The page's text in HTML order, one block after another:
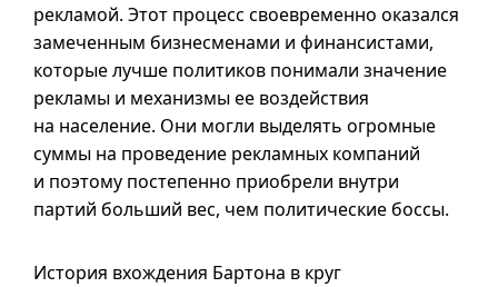
рекламой. Этот процесс своевременно оказался
замеченным бизнесменами и финансистами,
которые лучше политиков понимали значение
рекламы и механизмы ее воздействия
на население. Они могли выделять огромные
суммы на проведение рекламных компаний
и поэтому постепенно приобрели внутри
партий больший вес, чем политические боссы.
История вхождения Бартона в круг